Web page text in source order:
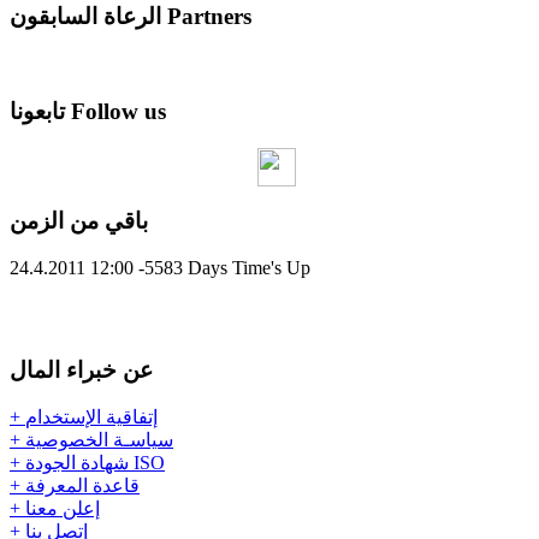
الرعاة السابقون Partners
تابعونا Follow us
باقي من الزمن
24.4.2011 12:00 -5583 Days Time's Up
عن خبراء المال
+ إتفاقية الإستخدام
+ سياسـة الخصوصية
+ شهادة الجودة ISO
+ قاعدة المعرفة
+ إعلن معنا
+ إتصل بنا